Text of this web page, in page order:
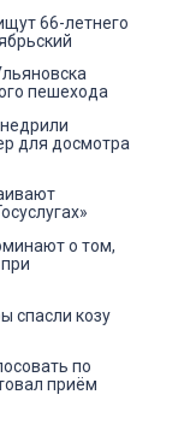
66-летнего
пешехода
для досмотра
о том,
спасли козу
по
приём